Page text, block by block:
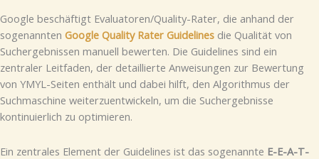
Google beschäftigt Evaluatoren/Quality-Rater, die anhand der
sogenannten Google Quality Rater Guidelines die Qualität von
Suchergebnissen manuell bewerten. Die Guidelines sind ein
zentraler Leitfaden, der detaillierte Anweisungen zur Bewertung
von YMYL-Seiten enthält und dabei hilft, den Algorithmus der
Suchmaschine weiterzuentwickeln, um die Suchergebnisse
kontinuierlich zu optimieren.
Ein zentrales Element der Guidelines ist das sogenannte E-E-A-T-